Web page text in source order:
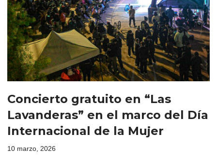
Concierto gratuito en “Las
Lavanderas” en el marco del Día
Internacional de la Mujer
10 marzo, 2026